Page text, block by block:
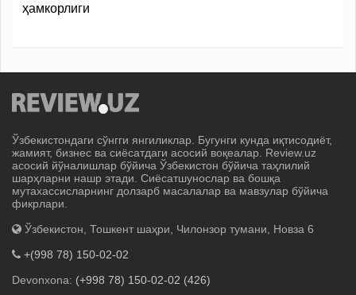
ҳамкорлиги
Ўзбекистондаги сўнгги янгиликлар. Бугунги кунда иқтисодиёт,
жамият, бизнес ва сиёсатдаги асосий воқеалар. Review.uz
асосий йўналишлар бўйича Ўзбекистон бўйича таҳлилий
шарҳларни нашр этади. Сиёсатшунослар ва бошқа
мутахассисларнинг долзарб масалалар ва мавзулар бўйича
фикрлари.
Ўзбекистон, Тошкент шаҳри, Чилонзор тумани, Новза 6
+(998 78) 150-02-02
Devonxona: (+998 78) 150-02-02 (426)